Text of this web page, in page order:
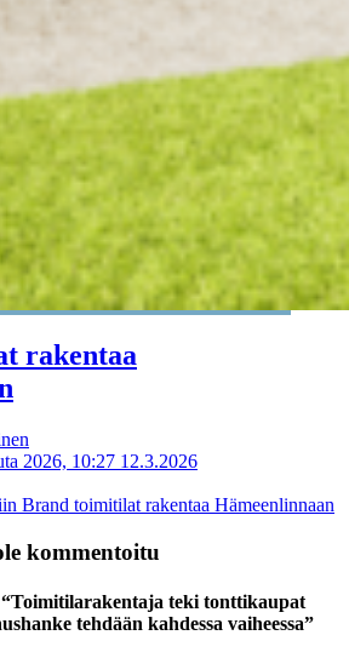
rakentaa
2026, 10:27 12.3.2026
Brand toimitilat rakentaa Hämeenlinnaan
kommentoitu
teki tonttikaupat
tehdään kahdessa vaiheessa”